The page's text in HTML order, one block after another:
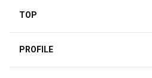
TOP
PROFILE